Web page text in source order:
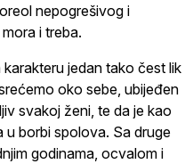
nepogrešivog i
i treba.
jedan tako čest lik
oko sebe, ubijeđen
svakoj ženi, te da je kao
u borbi spolova. Sa druge
godinama, ocvalom i